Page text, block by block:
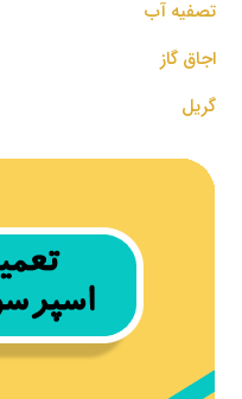
تصفیه آب
اجاق گاز
گریل